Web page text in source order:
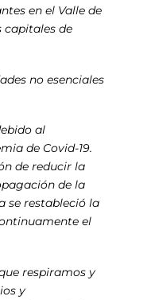
en el Valle de
capitales de
no esenciales
al
de Covid-19.
de reducir la
de la
se restableció la
el
respiramos y
y